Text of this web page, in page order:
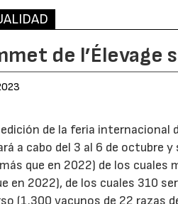
de l’Élevage
edición de la feria internacional
a cabo del 3 al 6 de octubre
que en 2022) de los
en 2022), de los cuales 310